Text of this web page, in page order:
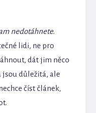
nedotáhnete.
lidi, ne pro
dát jim něco
jsou důležitá, ale
číst článek,